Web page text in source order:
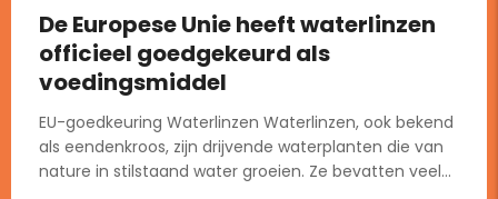
De Europese Unie heeft waterlinzen
officieel goedgekeurd als
voedingsmiddel
EU-goedkeuring Waterlinzen Waterlinzen, ook bekend
als eendenkroos, zijn drijvende waterplanten die van
nature in stilstaand water groeien. Ze bevatten veel...